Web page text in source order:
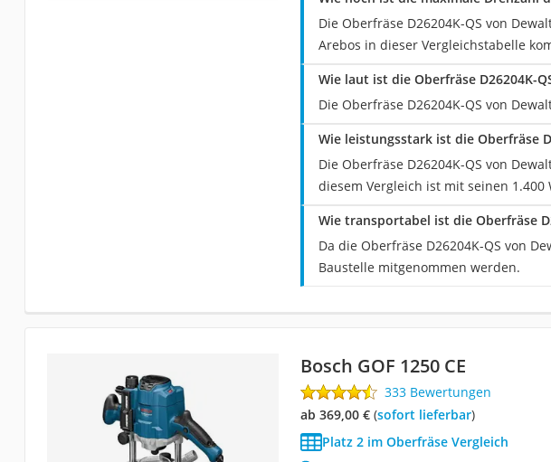
Die Oberfräse D26204K-QS von
Arebos in dieser Vergleichstabelle
Wie laut ist die Oberfräse D26204K-
Die Oberfräse D26204K-QS von
Wie leistungsstark ist die Oberfräse
Die Oberfräse D26204K-QS von
diesem Vergleich ist mit seinen
Wie transportabel ist die Oberfräse
Da die Oberfräse D26204K-QS von
Baustelle mitgenommen werden.
Bosch GOF 1250 CE
333 Bewertungen
ab 369,00 €( Sofort lieferbar)
Platz 2 im Oberfräse Vergleich